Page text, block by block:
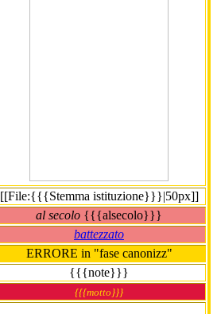
[[File:{{{Stemma istituzione}}}|50px]]
al secolo {{{alsecolo}}}
battezzato
ERRORE in "fase canonizz"
{{{note}}}
{{{motto}}}